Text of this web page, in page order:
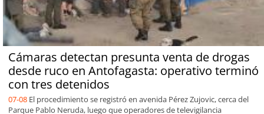
Cámaras detectan presunta venta de drogas
desde ruco en Antofagasta: operativo terminó
con tres detenidos
07-08 El procedimiento se registró en avenida Pérez Zujovic, cerca del
Parque Pablo Neruda, luego que operadores de televigilancia